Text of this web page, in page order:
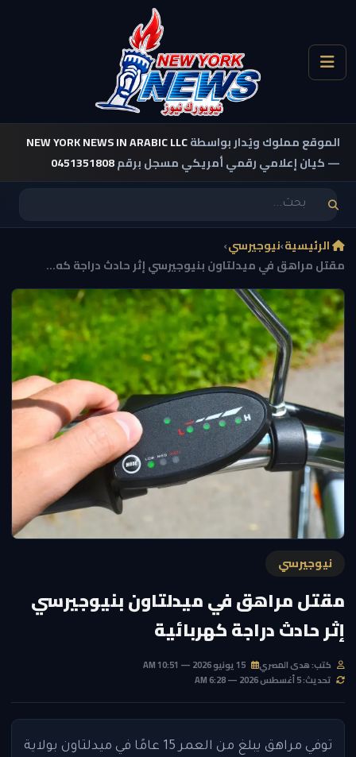
الموقع مملوك ويُدار بواسطةNEW YORK NEWS IN ARABIC LLC
— كيان إعلامي رقمي أمريكي مسجل برقم0451351808
الرئيسية›نيوجيرسي›
مقتل مراهق في ميدلتاون بنيوجيرسي إثر حادث دراجة كه...
نيوجيرسي
مقتل مراهق في ميدلتاون بنيوجيرسي
إثر حادث دراجة كهربائية
كتب: هدى المصري
تحديث: 5 أغسطس 2026 — 6:28 AM
توفي مراهق يبلغ من العمر 15 عامًا في ميدلتاون بولاية